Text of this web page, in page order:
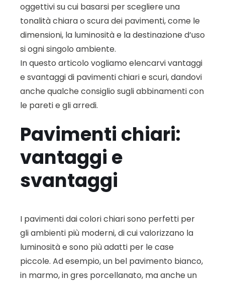
oggettivi su cui basarsi per scegliere una
tonalità chiara o scura dei pavimenti, come le
dimensioni, la luminosità e la destinazione d’uso
si ogni singolo ambiente.
In questo articolo vogliamo elencarvi vantaggi
e svantaggi di pavimenti chiari e scuri, dandovi
anche qualche consiglio sugli abbinamenti con
le pareti e gli arredi.
Pavimenti chiari:
vantaggi e
svantaggi
I pavimenti dai colori chiari sono perfetti per
gli ambienti più moderni, di cui valorizzano la
luminosità e sono più adatti per le case
piccole. Ad esempio, un bel pavimento bianco,
in marmo, in gres porcellanato, ma anche un